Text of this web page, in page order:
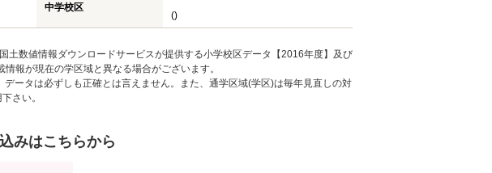
中学校区
()
土数値情報ダウンロードサービスが提供する小学校区データ【2016年度】及び
報が現在の学区域と異なる場合がございます。
ータは必ずしも正確とは言えません。また、通学区域(学区)は毎年見直しの対
さい。
みはこちらから